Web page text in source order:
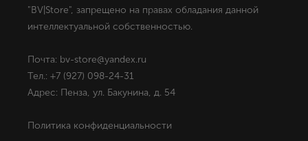
"BV|Store", запрещено на правах обладания данной
интеллектуальной собственностью.
Почта: bv-store@yandex.ru
Тел.: +7 (927) 098-24-31
Адрес: Пенза, ул. Бакунина, д. 54
Политика конфиденциальности